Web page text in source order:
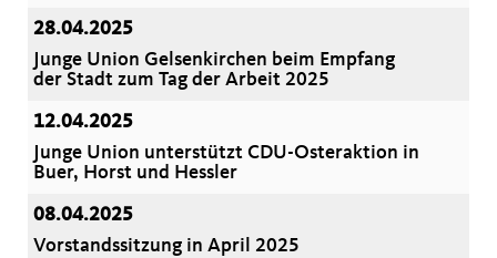
28.04.2025
Junge Union Gelsenkirchen beim Empfang
der Stadt zum Tag der Arbeit 2025
12.04.2025
Junge Union unterstützt CDU-Osteraktion in
Buer, Horst und Hessler
08.04.2025
Vorstandssitzung in April 2025